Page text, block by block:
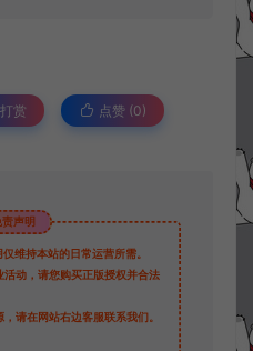
打赏 点赞 (0)
声明
维持本站的日常运营所需。
动，请您购买正版授权并合法
请在网站右边客服联系我们。